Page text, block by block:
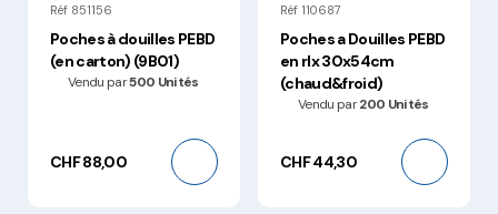
Réf 851156
Poches à douilles PEBD
(en carton) (9B01)
Vendu par500 Unités
CHF 88,00
Réf 110687
Poches a Douilles PEBD
en rlx 30x54cm
(chaud&froid)
Vendu par200 Unités
CHF 44,30